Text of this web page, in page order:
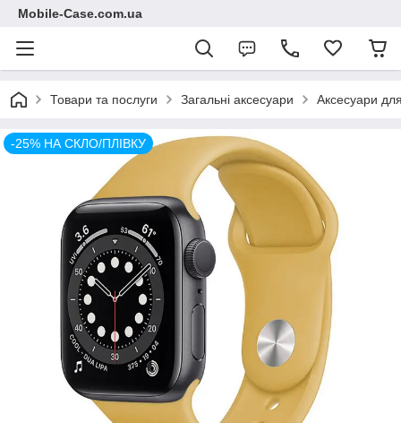
Mobile-Case.com.ua
Товари та послуги Загальні аксесуари Аксесуари
-25% НА СКЛО/ПЛІВКУ